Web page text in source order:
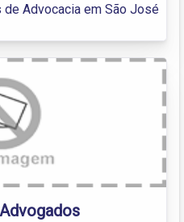
Advocacia em São José